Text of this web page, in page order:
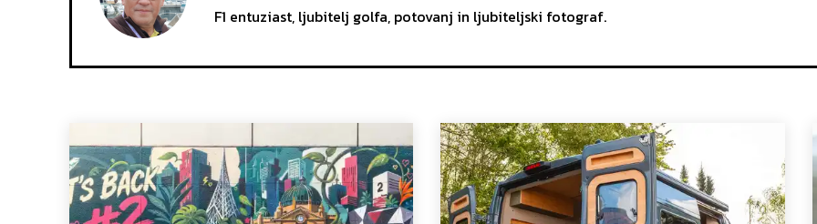
F1 entuziast, ljubitelj golfa, potovanj in ljubiteljski fotograf.